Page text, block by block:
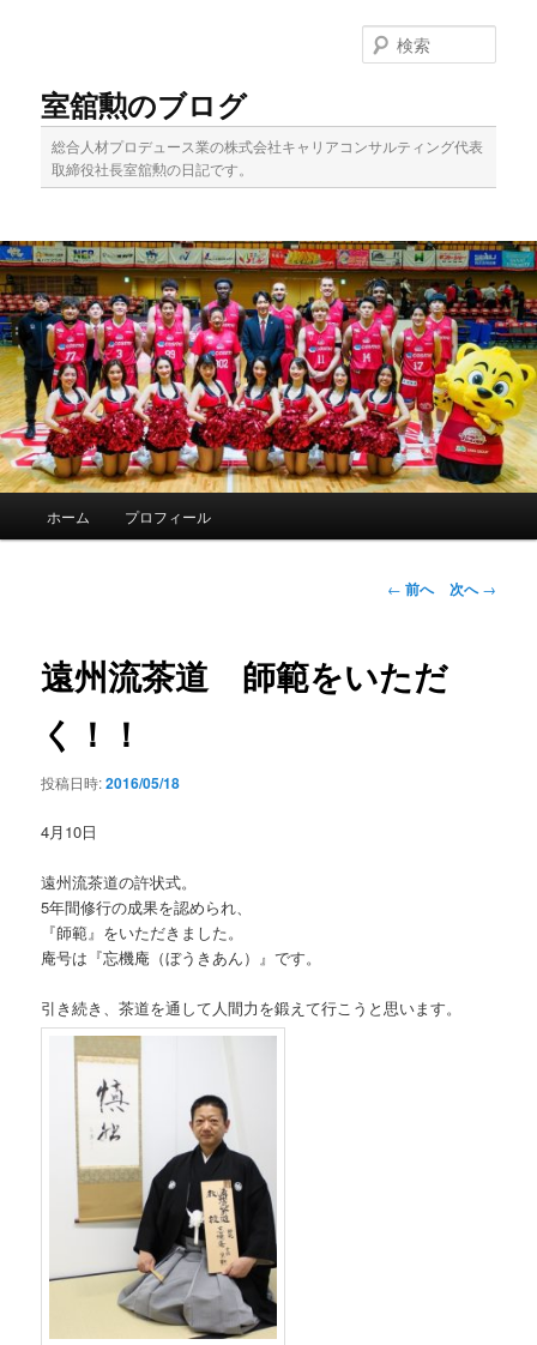
移
動
室舘勲のブログ
総合人材プロデュース業の株式会社キャリアコンサルティング代表
取締役社長室舘勲の日記です。
索
ホーム プロフィール
投
ビ
ゲ
← 前へ 次へ→
遠州流茶道 師範をいただ
く！！
投稿日時:2016/05/18
4月10日
遠州流茶道の許状式。
5年間修行の成果を認められ、
『師範』をいただきました。
庵号は『忘機庵（ぼうきあん）』です。
引き続き、茶道を通して人間力を鍛えて行こうと思います。